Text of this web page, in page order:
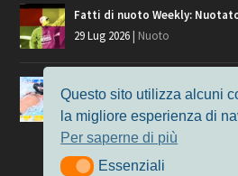
Fatti di nuoto Weekly:
29 Lug 2026| Nuoto
Giochi del Mediterraneo, i
9 Lug 2026
Nuoto
Questo sito utilizza alcuni
la migliore esperienza di
Per saperne di più
EssenzialiEssenziali